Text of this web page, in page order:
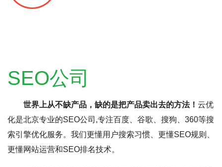
SEO公司
世界上从不缺产品，缺的是把产品卖出去的方法！ 云优
化是北京专业的SEO公司,专注百度、谷歌、搜狗、360等搜
索引擎优化服务。我们更懂用户搜索习惯、更懂SEO规则、
更懂网站运营和SEO排名技术。